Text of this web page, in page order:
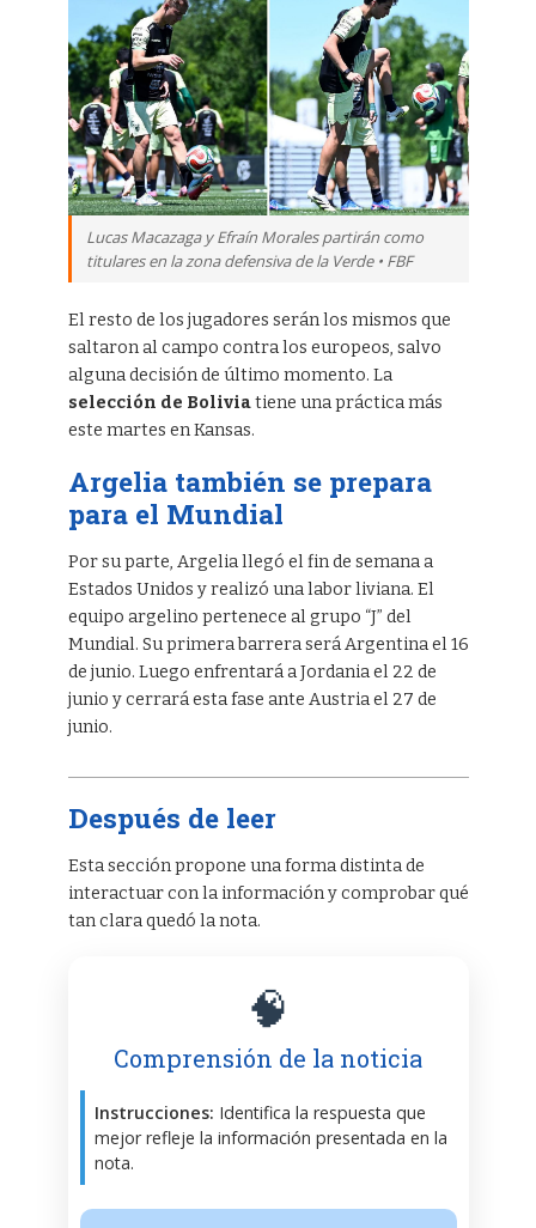
Lucas Macazaga y Efraín Morales partirán como
titulares en la zona defensiva de la Verde • FBF
El resto de los jugadores serán los mismos que
saltaron al campo contra los europeos, salvo
alguna decisión de último momento. La
selección de Boliviatiene una práctica más
este martes en Kansas.
Argelia también se prepara
para el Mundial
Por su parte, Argelia llegó el fin de semana a
Estados Unidos y realizó una labor liviana. El
equipo argelino pertenece al grupo “J” del
Mundial. Su primera barrera será Argentina el 16
de junio. Luego enfrentará a Jordania el 22 de
junio y cerrará esta fase ante Austria el 27 de
junio.
Después de leer
Esta sección propone una forma distinta de
interactuar con la información y comprobar qué
tan clara quedó la nota.
🧠
Comprensión de la noticia
Instrucciones: Identifica la respuesta que
mejor refleje la información presentada en la
nota.